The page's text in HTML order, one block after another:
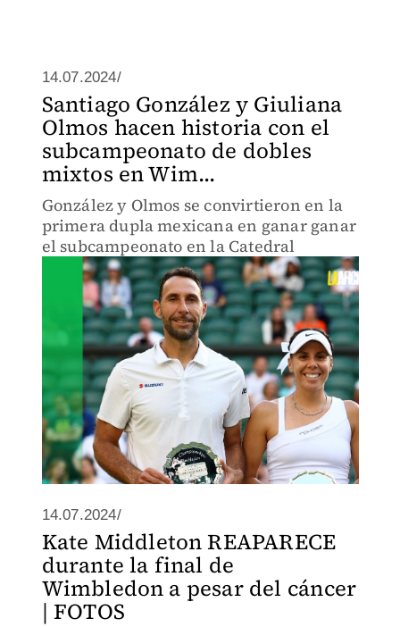
14.07.2024/
Santiago González y Giuliana
Olmos hacen historia con el
subcampeonato de dobles
mixtos en Wim...
González y Olmos se convirtieron en la
primera dupla mexicana en ganar ganar
el subcampeonato en la Catedral
14.07.2024/
Kate Middleton REAPARECE
durante la final de
Wimbledon a pesar del cáncer
| FOTOS